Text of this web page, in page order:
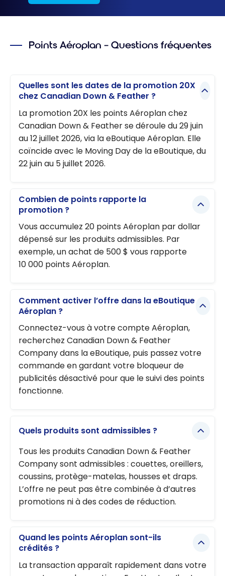
Points Aéroplan – Questions fréquentes
Quelles sont les dates de la promotion 20X
chez Canadian Down & Feather ?
La promotion 20X les points Aéroplan chez
Canadian Down & Feather se déroule du 29 juin
au 12 juillet 2026, via la eBoutique Aéroplan. Elle
coïncide avec le Moving Day de la eBoutique, du
22 juin au 5 juillet 2026.
Combien de points rapporte la
promotion ?
Vous accumulez 20 points Aéroplan par dollar
dépensé sur les produits admissibles. Par
exemple, un achat de 500 $ vous rapporte
10 000 points Aéroplan.
Comment activer l’offre dans la eBoutique
Aéroplan ?
Connectez-vous à votre compte Aéroplan,
recherchez Canadian Down & Feather
Company dans la eBoutique, puis passez votre
commande en gardant votre bloqueur de
publicités désactivé pour que le suivi des points
fonctionne.
Quels produits sont admissibles ?
Tous les produits Canadian Down & Feather
Company sont admissibles : couettes, oreillers,
coussins, protège-matelas, housses et draps.
L’offre ne peut pas être combinée à d’autres
promotions ni à des codes de réduction.
Quand les points Aéroplan sont-ils
crédités ?
La transaction apparaît rapidement dans votre